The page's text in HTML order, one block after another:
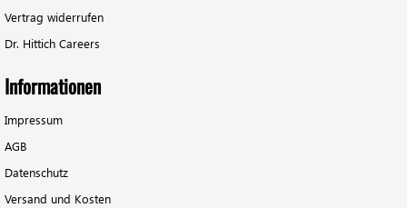
Vertrag widerrufen
Dr. Hittich Careers
Informationen
Impressum
AGB
Datenschutz
Versand und Kosten